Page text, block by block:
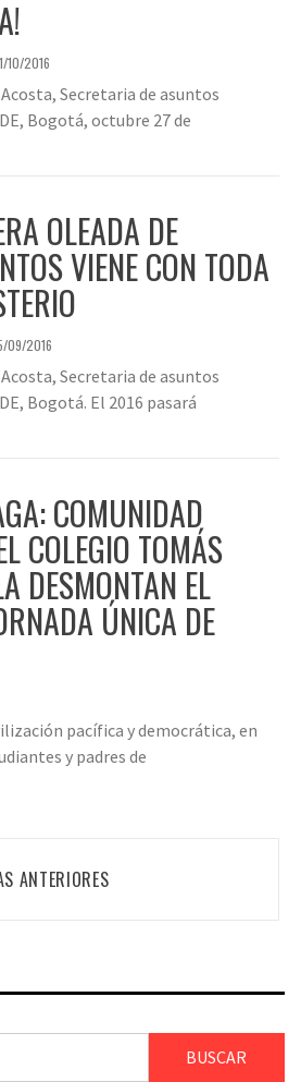
10/2016
Secretaria de asuntos
Bogotá, octubre 27 de
OLEADA DE
VIENE CON TODA
09/2016
Secretaria de asuntos
Bogotá. El 2016 pasará
COMUNIDAD
COLEGIO TOMÁS
DESMONTAN EL
ÚNICA DE
pacífica y democrática, en
y padres de
ANTERIORES